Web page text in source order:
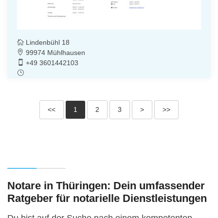
Lindenbühl 18
99974 Mühlhausen
+49 3601442103
<< 1 2 3 > >>
Notare in Thüringen: Dein umfassender
Ratgeber für notarielle Dienstleistungen